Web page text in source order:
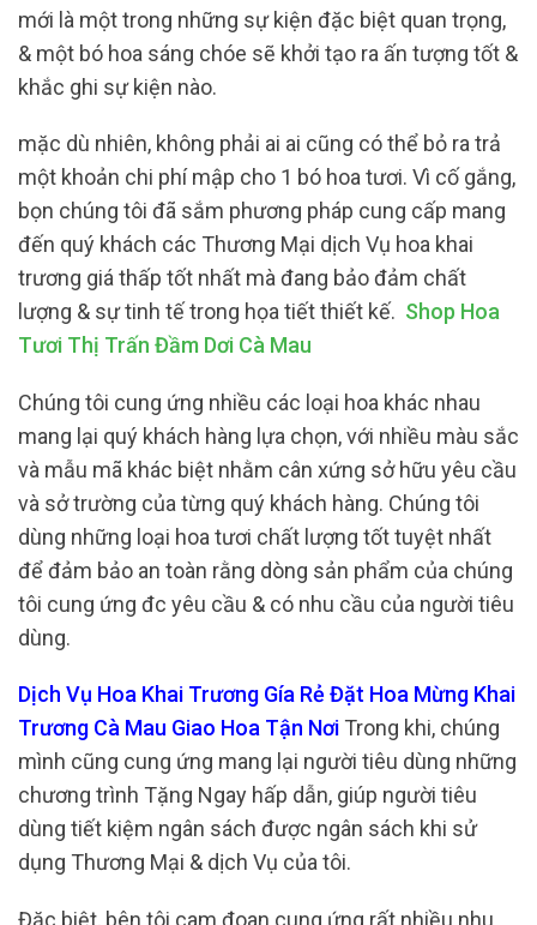
mới là một trong những sự kiện đặc biệt quan trọng,
& một bó hoa sáng chóe sẽ khởi tạo ra ấn tượng tốt &
khắc ghi sự kiện nào.
mặc dù nhiên, không phải ai ai cũng có thể bỏ ra trả
một khoản chi phí mập cho 1 bó hoa tươi. Vì cố gắng,
bọn chúng tôi đã sắm phương pháp cung cấp mang
đến quý khách các Thương Mại dịch Vụ hoa khai
trương giá thấp tốt nhất mà đang bảo đảm chất
lượng & sự tinh tế trong họa tiết thiết kế. Shop Hoa
Tươi Thị Trấn Đầm Dơi Cà Mau
Chúng tôi cung ứng nhiều các loại hoa khác nhau
mang lại quý khách hàng lựa chọn, với nhiều màu sắc
và mẫu mã khác biệt nhằm cân xứng sở hữu yêu cầu
và sở trường của từng quý khách hàng. Chúng tôi
dùng những loại hoa tươi chất lượng tốt tuyệt nhất
để đảm bảo an toàn rằng dòng sản phẩm của chúng
tôi cung ứng đc yêu cầu & có nhu cầu của người tiêu
dùng.
Dịch Vụ Hoa Khai Trương Gía Rẻ Đặt Hoa Mừng Khai
Trương Cà Mau Giao Hoa Tận Nơi Trong khi, chúng
mình cũng cung ứng mang lại người tiêu dùng những
chương trình Tặng Ngay hấp dẫn, giúp người tiêu
dùng tiết kiệm ngân sách được ngân sách khi sử
dụng Thương Mại & dịch Vụ của tôi.
Đặc biệt, bên tôi cam đoan cung ứng rất nhiều nhu